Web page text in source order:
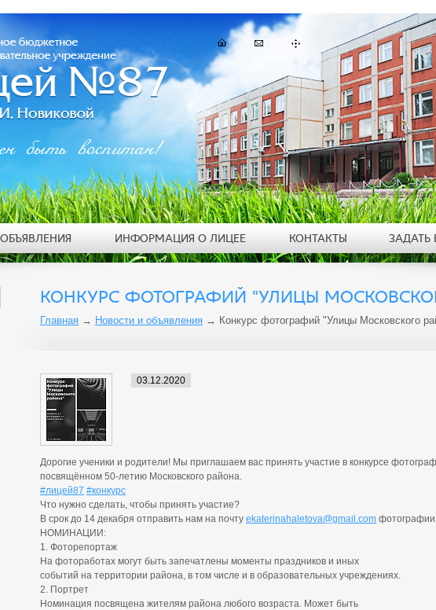
КОНКУРС ФОТОГРАФИЙ "УЛИЦЫ
Главная → Новости и объявления → Конкурс фотографий "Улицы Московского
03.12.2020
Дорогие ученики и родители! Мы приглашаем вас принять участие в конкурсе
посвящённом 50-летию Московского района.
#лицей87 #конкурс
Что нужно сделать, чтобы принять участие?
В срок до 14 декабря отправить нам на почту ekaterinahaletova@gmail.com
НОМИНАЦИИ:
1. Фоторепортаж
На фотоработах могут быть запечатлены моменты праздников и иных
событий на территории района, в том числе и в образовательных учреждениях.
2. Портрет
Номинация посвящена жителям района любого возраста. Может быть
быть воспитан!
ИНФОРМАЦИЯ О ЛИЦЕЕ КОНТАКТЫ ЗАДАТЬ